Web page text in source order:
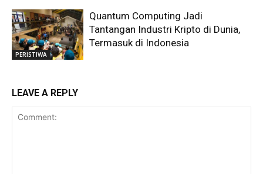
PERISTIWA
Quantum Computing Jadi
Tantangan Industri Kripto di Dunia,
Termasuk di Indonesia
LEAVE A REPLY